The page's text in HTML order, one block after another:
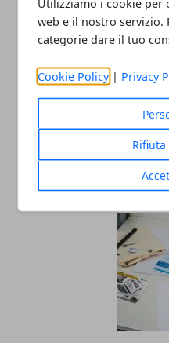
web e il nostro servizio.
categorie dare il tuo
Cookie Policy | Privacy
Movida in Italia:
attrattive
15/07/2025